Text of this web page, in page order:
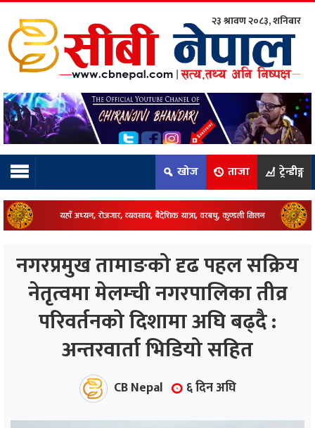
टिम:
२३ श्रावण २०८३, शनिबार
खोज ताजा ट्रेन्डीङ्ग
नगरप्रमुख तामाङको दृढ पहल सक्रिय
नेतृत्वमा मेलम्ची नगरपालिका तीव्र
परिवर्तनको दिशामा अघि बढ्दै :
अन्तरवार्ता भिडियो सहित
CB Nepal ६ दिन अघि